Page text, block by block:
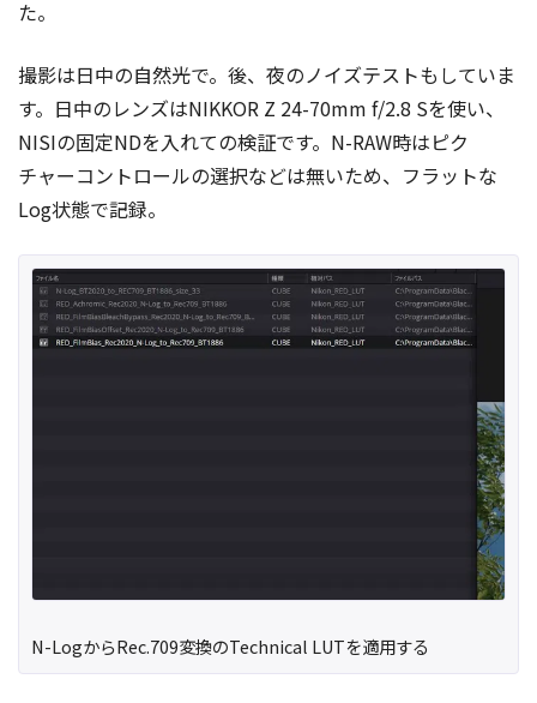
た。
撮影は日中の自然光で。後、夜のノイズテストもしていま
す。日中のレンズはNIKKOR Z 24-70mm f/2.8 Sを使い、
NISIの固定NDを入れての検証です。N-RAW時はピク
チャーコントロールの選択などは無いため、フラットな
Log状態で記録。
N-LogからRec.709変換のTechnical LUTを適用する